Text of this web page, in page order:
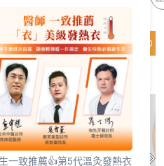
喜歡
一致推薦👍第5代溫灸發熱衣